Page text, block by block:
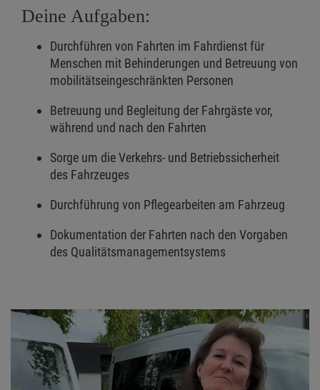
Deine Aufgaben:
Durchführen von Fahrten im Fahrdienst für
Menschen mit Behinderungen und Betreuung von
mobilitätseingeschränkten Personen
Betreuung und Begleitung der Fahrgäste vor,
während und nach den Fahrten
Sorge um die Verkehrs- und Betriebssicherheit
des Fahrzeuges
Durchführung von Pflegearbeiten am Fahrzeug
Dokumentation der Fahrten nach den Vorgaben
des Qualitätsmanagementsystems